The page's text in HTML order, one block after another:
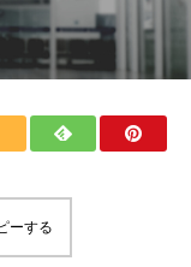
ーする